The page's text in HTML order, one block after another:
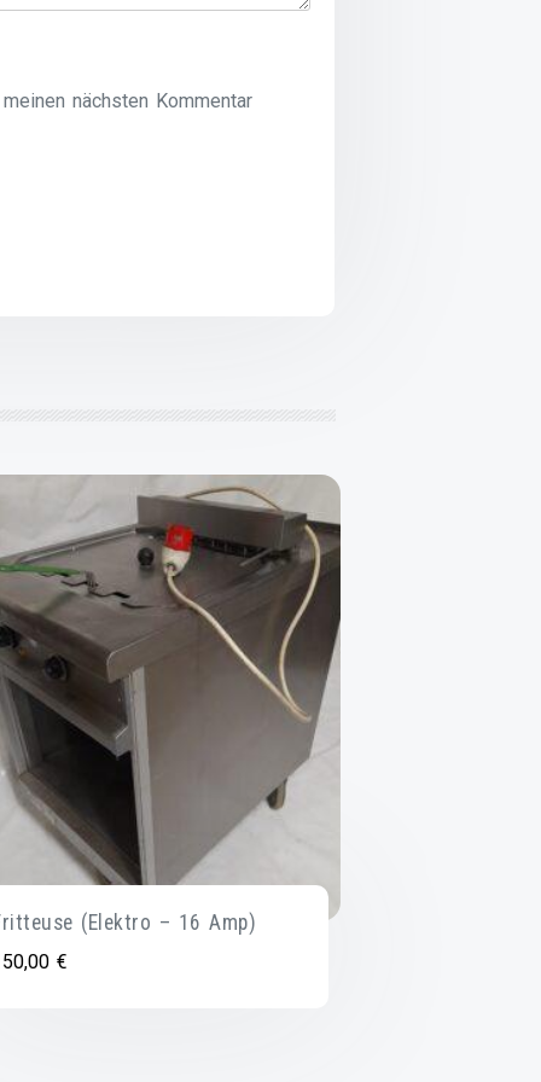
nächsten Kommentar
(Elektro – 16 Amp)
€